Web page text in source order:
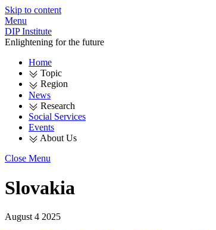
Skip to content
Menu
DIP Institute
Enlightening for the future
Home
Topic
Region
News
Research
Social Services
Events
About Us
Close Menu
Slovakia
August 4 2025